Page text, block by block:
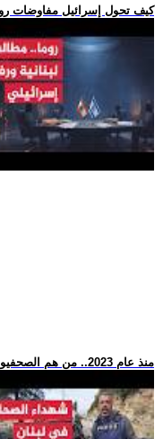
.. كيف تحول إسرائيل مفاوضات
.. منذ عام 2023.. من هم الصحفيون الذين قتلتهم إسرائيل في لبنان؟